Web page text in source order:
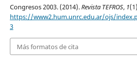
Congresos 2003. (2014).Revista TEFROS, 1
https://www2.hum.unrc.edu.ar/ojs/
3
Más formatos de cita